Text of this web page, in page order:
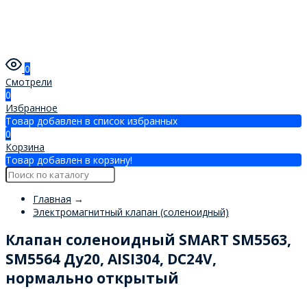
0
Смотрели
0
Избранное
Товар добавлен в список избранных
0
Корзина
Товар добавлен в корзину!
Главная →
Электромагнитный клапан (соленоидный)
Клапан соленоидный SMART SM5563,
SM5564 Ду20, AISI304, DC24V,
нормально открытый